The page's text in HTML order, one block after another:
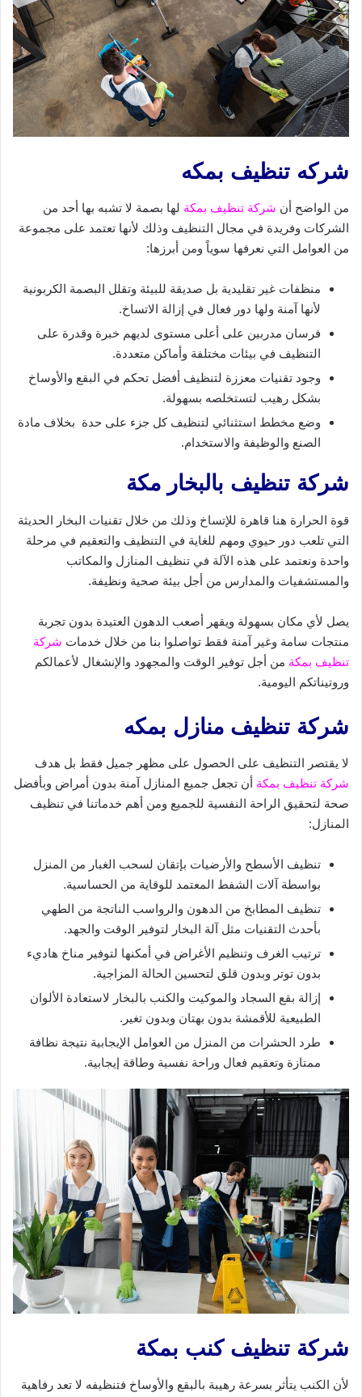
شركه تنظيف بمكه
من الواضح أن شركة تنظيف بمكة لها بصمة لا تشبه بها أحد من
الشركات وفريدة في مجال التنظيف وذلك لأنها تعتمد على مجموعة
من العوامل التي نعرفها سوياً ومن أبرزها:
منظفات غير تقليدية بل صديقة للبيئة وتقلل البصمة الكربونية
لأنها آمنة ولها دور فعال في إزالة الاتساخ.
فرسان مدربين على أعلى مستوى لديهم خبرة وقدرة على
التنظيف في بيئات مختلفة وأماكن متعددة.
وجود تقنيات معززة لتنظيف أفضل تحكم في البقع والأوساخ
بشكل رهيب لتستخلصه بسهولة.
وضع مخطط استثنائي لتنظيف كل جزء على حدة بخلاف مادة
الصنع والوظيفة والاستخدام.
شركة تنظيف بالبخار مكة
قوة الحرارة هنا قاهرة للإتساخ وذلك من خلال تقنيات البخار الحديثة
التي تلعب دور حيوي ومهم للغاية في التنظيف والتعقيم في مرحلة
واحدة ونعتمد على هذه الآلة في تنظيف المنازل والمكاتب
والمستشفيات والمدارس من أجل بيئة صحية ونظيفة.
يصل لأي مكان بسهولة ويقهر أصعب الدهون العتيدة بدون تجربة
منتجات سامة وغير آمنة فقط تواصلوا بنا من خلال خدمات شركة
تنظيف بمكة من أجل توفير الوقت والمجهود والإنشغال لأعمالكم
وروتيناتكم اليومية.
شركة تنظيف منازل بمكه
لا يقتصر التنظيف على الحصول على مظهر جميل فقط بل هدف
شركة تنظيف بمكة أن تجعل جميع المنازل آمنة بدون أمراض وبأفضل
صحة لتحقيق الراحة النفسية للجميع ومن أهم خدماتنا في تنظيف
المنازل:
تنظيف الأسطح والأرضيات بإتقان لسحب الغبار من المنزل
بواسطة آلات الشفط المعتمد للوقاية من الحساسية.
تنظيف المطابخ من الدهون والرواسب الناتجة من الطهي
بأحدث التقنيات مثل آلة البخار لتوفير الوقت والجهد.
ترتيب الغرف وتنظيم الأغراض في أمكنها لتوفير مناخ هاديء
بدون توتر وبدون قلق لتحسين الحالة المزاجية.
إزالة بقع السجاد والموكيت والكنب بالبخار لاستعادة الألوان
الطبيعية للأقمشة بدون بهتان وبدون تغير.
طرد الحشرات من المنزل من العوامل الإيجابية نتيجة نظافة
ممتازة وتعقيم فعال وراحة نفسية وطاقة إيجابية.
شركة تنظيف كنب بمكة
لأن الكنب يتأثر بسرعة رهيبة بالبقع والأوساخ فتنظيفه لا تعد رفاهية